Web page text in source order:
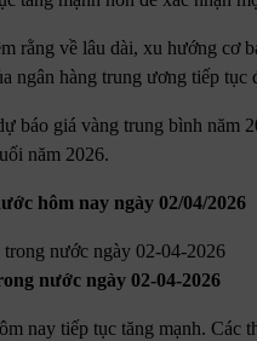
rằng về lâu dài, xu hướng cơ
ngân hàng trung ương tiếp tục
báo giá vàng trung bình năm
năm 2026.
hôm nay ngày 02/04/2026
nước ngày 02-04-2026
nay tiếp tục tăng mạnh.